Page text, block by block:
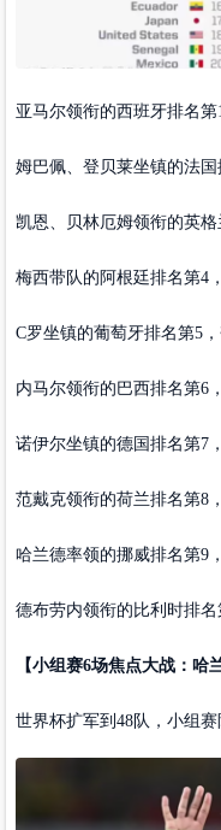
亚马尔领衔的西班牙排名第
姆巴佩、登贝莱坐镇的法国
凯恩、贝林厄姆领衔的英格
梅西带队的阿根廷排名第4
C罗坐镇的葡萄牙排名第5，
内马尔领衔的巴西排名第6
诺伊尔坐镇的德国排名第7
范戴克领衔的荷兰排名第8
哈兰德率领的挪威排名第9
德布劳内领衔的比利时排名
【小组赛6场焦点大战：哈
世界杯扩军到48队，小组